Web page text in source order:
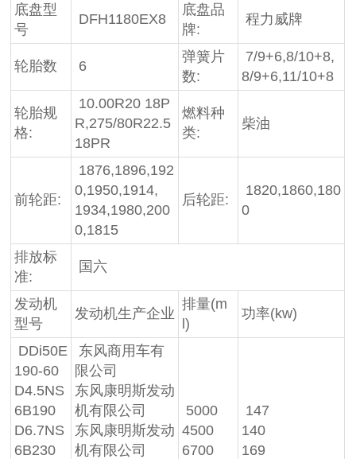
底盘型
号
DFH1180EX8
底盘品
牌:
程力威牌
轮胎数 6
弹簧片
数:
7/9+6,8/10+8,
8/9+6,11/10+8
轮胎规
格:
10.00R20 18P
R,275/80R22.5
18PR
燃料种
类:
柴油
前轮距:
1876,1896,192
0,1950,1914,
1934,1980,200
0,1815
后轮距:
1820,1860,180
0
排放标
准:
国六
发动机
型号
发动机生产企业
排量(m
l)
功率(kw)
DDi50E
190-60
D4.5NS
6B190
D6.7NS
6B230
东风商用车有
限公司
东风康明斯发动
机有限公司
东风康明斯发动
机有限公司
5000
4500
6700
147
140
169